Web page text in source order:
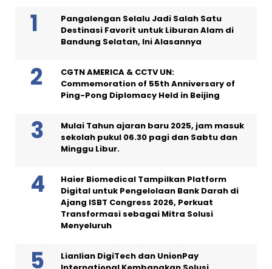
Pangalengan Selalu Jadi Salah Satu
Destinasi Favorit untuk Liburan Alam di
Bandung Selatan, Ini Alasannya
CGTN AMERICA & CCTV UN:
Commemoration of 55th Anniversary of
Ping-Pong Diplomacy Held in Beijing
Mulai Tahun ajaran baru 2025, jam masuk
sekolah pukul 06.30 pagi dan Sabtu dan
Minggu Libur.
Haier Biomedical Tampilkan Platform
Digital untuk Pengelolaan Bank Darah di
Ajang ISBT Congress 2026, Perkuat
Transformasi sebagai Mitra Solusi
Menyeluruh
Lianlian DigiTech dan UnionPay